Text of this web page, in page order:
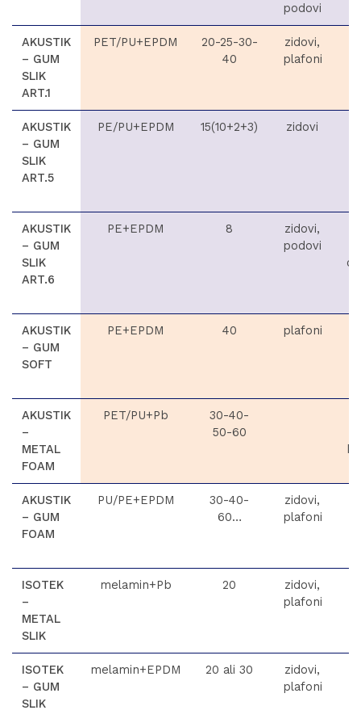
podovi
AKUSTIK
– GUM
SLIK
ART.1
PET/PU+EPDM
20-25-30-
40
zidovi,
plafoni
AKUSTIK
– GUM
SLIK
ART.5
PE/PU+EPDM 15(10+2+3) zidovi
AKUSTIK
– GUM
SLIK
ART.6
PE+EPDM 8
zidovi,
podovi
AKUSTIK
– GUM
SOFT
PE+EPDM 40 plafoni
AKUSTIK
–
METAL
FOAM
PET/PU+Pb
30-40-
50-60
AKUSTIK
– GUM
FOAM
PU/PE+EPDM
30-40-
60…
zidovi,
plafoni
ISOTEK
–
METAL
SLIK
melamin+Pb 20
zidovi,
plafoni
ISOTEK
– GUM
SLIK
melamin+EPDM 20 ali 30
zidovi,
plafoni